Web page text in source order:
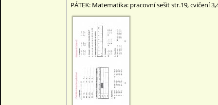
PÁTEK: Matematika: pracovní sešit str.19, cvičení